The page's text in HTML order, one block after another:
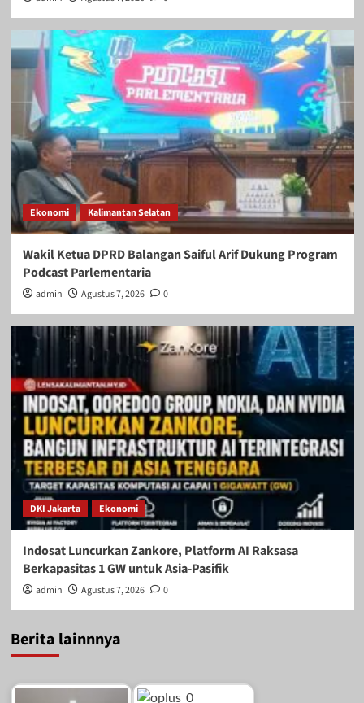
Ekonomi Kalimantan Selatan
Wakil Ketua DPRD Balangan Saiful Arif Dukung Program
Podcast Parlementaria
admin Agustus 7, 2026 0
DKI Jakarta Ekonomi
Indosat Luncurkan Zankore, Platform AI Raksasa
Berkapasitas 1 GW untuk Asia-Pasifik
admin Agustus 7, 2026 0
Berita lainnnya